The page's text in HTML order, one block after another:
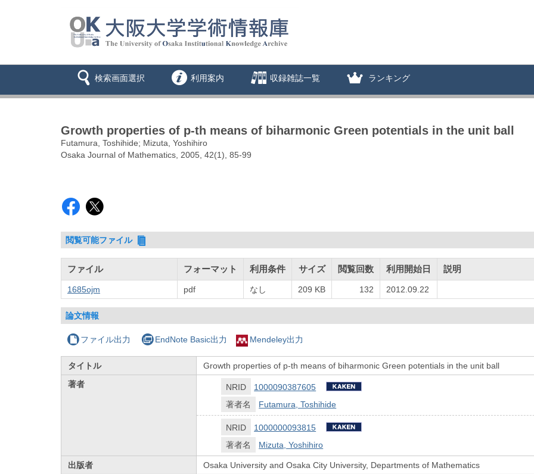
検索画面選択 利用案内 収録雑誌一覧 ランキング
Growth properties of p-th means of biharmonic Green potentials in the unit ball
Futamura, Toshihide; Mizuta, Yoshihiro
Osaka Journal of Mathematics, 2005, 42(1), 85-99
閲覧可能ファイル
ファイル フォーマット 利用条件 サイズ 閲覧回数 利用開始日 説明
1685ojm pdf なし 209 KB 132 2012.09.22
論文情報
ファイル出力 EndNote Basic出力 Mendeley出力
タイトル
Growth properties of p-th means of biharmonic Green potentials in the unit ball
著者
NRID
1000090387605
著者名
Futamura, Toshihide
NRID
1000000093815
著者名
Mizuta, Yoshihiro
出版者
Osaka University and Osaka City University, Departments of Mathematics